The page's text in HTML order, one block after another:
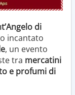
di
incantato
, un evento
tra mercatini
e profumi di